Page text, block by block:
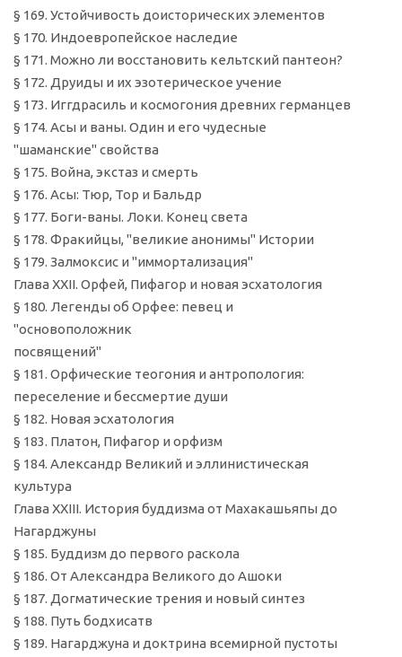
§ 169. Устойчивость доисторических элементов
§ 170. Индоевропейское наследие
§ 171. Можно ли восстановить кельтский пантеон?
§ 172. Друиды и их эзотерическое учение
§ 173. Иггдрасиль и космогония древних германцев
§ 174. Асы и ваны. Один и его чудесные
"шаманские" свойства
§ 175. Война, экстаз и смерть
§ 176. Асы: Тюр, Тор и Бальдр
§ 177. Боги-ваны. Локи. Конец света
§ 178. Фракийцы, "великие анонимы" Истории
§ 179. Залмоксис и "иммортализация"
Глава XXII. Орфей, Пифагор и новая эсхатология
§ 180. Легенды об Орфее: певец и
"основоположник
посвящений"
§ 181. Орфические теогония и антропология:
переселение и бессмертие души
§ 182. Новая эсхатология
§ 183. Платон, Пифагор и орфизм
§ 184. Александр Великий и эллинистическая
культура
Глава XXIII. История буддизма от Махакашьяпы до
Нагарджуны
§ 185. Буддизм до первого раскола
§ 186. От Александра Великого до Ашоки
§ 187. Догматические трения и новый синтез
§ 188. Путь бодхисатв
§ 189. Нагарджуна и доктрина всемирной пустоты